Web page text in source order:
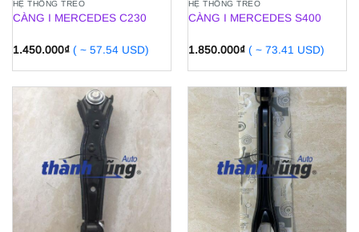
HỆ THỐNG TREO
CÀNG I MERCEDES C230
1.450.000₫ ( ~ 57.54 USD)
HỆ THỐNG TREO
CÀNG I MERCEDES S400
1.850.000₫ ( ~ 73.41 USD)